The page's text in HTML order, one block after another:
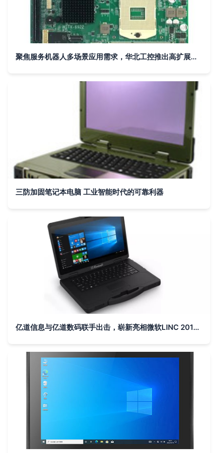
聚焦服务机器人多场景应用需求，华北工控推出高扩展计算机硬件方案
三防加固笔记本电脑 工业智能时代的可靠利器
亿道信息与亿道数码联手出击，崭新亮相微软LINC 2019泰国曼谷展会